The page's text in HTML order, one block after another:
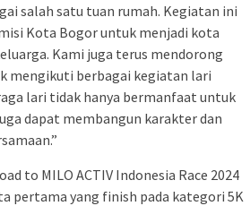
salah satu tuan rumah. Kegiatan ini
Kota Bogor untuk menjadi kota
Kami juga terus mendorong
mengikuti berbagai kegiatan lari
lari tidak hanya bermanfaat untuk
dapat membangun karakter dan
to MILO ACTIV Indonesia Race 2024
pertama yang finish pada kategori 5K